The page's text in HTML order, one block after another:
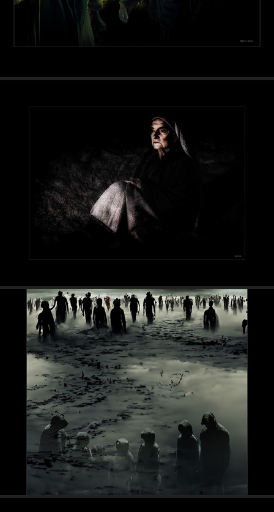
Anonymous Collection - 2
2024
Víziók (Dante - A Pokol)  2023
2024